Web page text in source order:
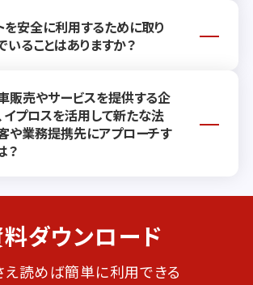
まのビジネスニーズに沿った最
・お見積もりをいたしますの
い合わせください。（リード獲
ンテンツ作成のためのポイント
とめた記事 を公開しておりま
ルプサイトをご覧いただくか、
フォームよりご相談ください。
を安全に利用するために取り
いることはありますか？
お客さまが安心してサービスを
だけるよう、不正アクセスや不
ックの検知、なりすまし対策、マ
策など、複数の角度から安全対
販売やサービスを提供する企
イプロスを活用して新たな法
や業務提携先にアプローチす
？
体制などを具体的に伝えること
購買担当者の関心を得やすくな
社の強みや活用事例を整理し、
ダウンロード
え読めば簡単に利用できる